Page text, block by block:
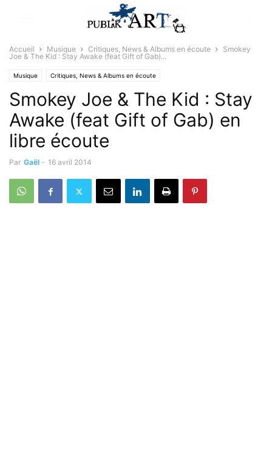
Accueil Musique Critiques, News & Albums en écoute
Smokey
Joe & The Kid : Stay Awake (feat Gift of Gab)...
Musique Critiques, News & Albums en écoute
Smokey Joe & The Kid : Stay
Awake (feat Gift of Gab) en
libre écoute
Par Gaël - 16 avril 2014